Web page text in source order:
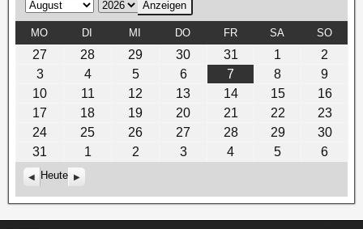
M
n
J
h
MO DI MI DO FR SA SO
27 28 29 30 31 1
2
3
4 5 6 7 8
9
10
11 12 13 14 15
16
17
18 19 20 21 22
23
24
25 26 27 28 29
30
31
1 2 3 4 5 6
r
Heute
W
i